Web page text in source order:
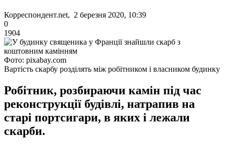
Корреспондент.net, 2 березня 2020, 10:39
0
1904
Фото: pixabay.com
Вартість скарбу розділять між робітником і власником будинку
Робітник, розбираючи камін під час
реконструкції будівлі, натрапив на
старі портсигари, в яких і лежали
скарби.